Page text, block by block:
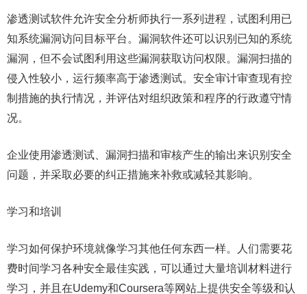
渗透测试软件允许安全分析师执行一系列进程，试图利用已
知系统漏洞访问目标平台。漏洞软件还可以识别已知的系统
漏洞，但不会试图利用这些漏洞获取访问权限。漏洞扫描的
侵入性较小，运行频率高于渗透测试。安全审计审查现有控
制措施的执行情况，并评估对组织政策和程序的行政遵守情
况。
企业使用渗透测试、漏洞扫描和审核产生的输出来识别安全
问题，并采取必要的纠正措施来补救或减轻其影响。
学习和培训
学习如何保护环境就像学习其他任何东西一样。人们需要花
费时间学习各种安全最佳实践，可以通过大量培训材料进行
学习，并且在Udemy和Coursera等网站上提供安全等级和认